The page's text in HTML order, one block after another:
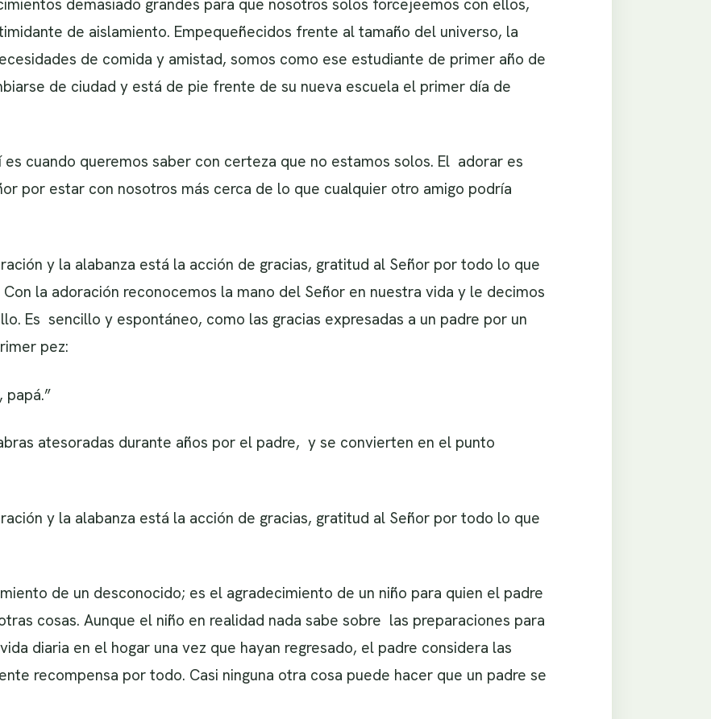
demasiado grandes para que nosotros solos forcejeemos con ellos,
de aislamiento. Empequeñecidos frente al tamaño del universo, la
de comida y amistad, somos como ese estudiante de primer año de
de ciudad y está de pie frente de su nueva escuela el primer día de
es cuando queremos saber con certeza que no estamos solos. El adorar es
por estar con nosotros más cerca de lo que cualquier otro amigo podría
y la alabanza está la acción de gracias, gratitud al Señor por todo lo que
la adoración reconocemos la mano del Señor en nuestra vida y le decimos
Es sencillo y espontáneo, como las gracias expresadas a un padre por un
pez:
papá.”
atesoradas durante años por el padre, y se convierten en el punto
y la alabanza está la acción de gracias, gratitud al Señor por todo lo que
de un desconocido; es el agradecimiento de un niño para quien el padre
cosas. Aunque el niño en realidad nada sabe sobre las preparaciones para
diaria en el hogar una vez que hayan regresado, el padre considera las
recompensa por todo. Casi ninguna otra cosa puede hacer que un padre se